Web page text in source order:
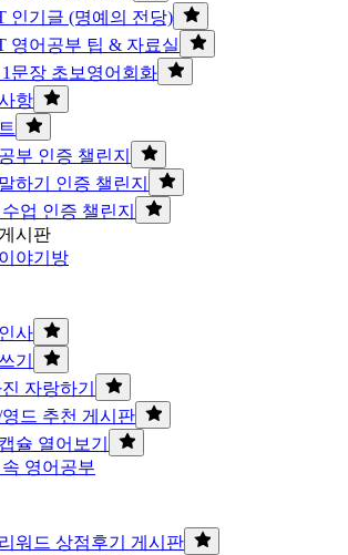
인기글 (명예의 전당)
영어공부 팁 & 자료실
문장 초보영어회화
항
부 인증 챌린지
하기 인증 챌린지
업 인증 챌린지
시판
야기방
사
기
자랑하기
드 추천 게시판
슐 열어보기
영어공부
워드 상점후기 게시판